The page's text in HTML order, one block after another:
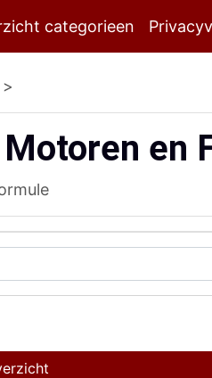
categorieen
>
en